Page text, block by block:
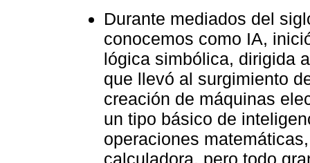
Durante mediados del
conocemos como IA,
lógica simbólica, dirigida
que llevó al surgimiento
creación de máquinas
un tipo básico de
operaciones
calculadora, pero todo